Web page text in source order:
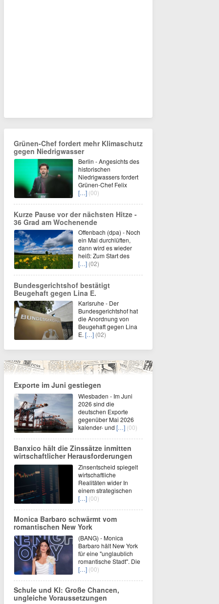
Grünen-Chef fordert mehr Klimaschutz
gegen Niedrigwasser
Berlin - Angesichts des
historischen
Niedrigwassers fordert
Grünen-Chef Felix
[…] (00)
Kurze Pause vor der nächsten Hitze -
36 Grad am Wochenende
Offenbach (dpa) - Noch
ein Mal durchlüften,
dann wird es wieder
heiß: Zum Start des
[…] (02)
Bundesgerichtshof bestätigt
Beugehaft gegen Lina E.
Karlsruhe - Der
Bundesgerichtshof hat
die Anordnung von
Beugehaft gegen Lina
E. […] (02)
Exporte im Juni gestiegen
Wiesbaden - Im Juni
2026 sind die
deutschen Exporte
gegenüber Mai 2026
kalender- und […] (00)
Banxico hält die Zinssätze inmitten
wirtschaftlicher Herausforderungen
Zinsentscheid spiegelt
wirtschaftliche
Realitäten wider In
einem strategischen
[…] (00)
Monica Barbaro schwärmt vom
romantischen New York
(BANG) - Monica
Barbaro hält New York
für eine "unglaublich
romantische Stadt". Die
[…] (00)
Schule und KI: Große Chancen,
ungleiche Voraussetzungen